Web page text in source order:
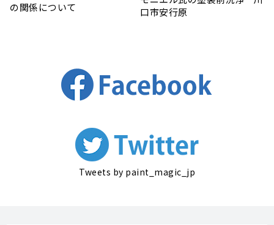
Tyrell（タイレル） ミニベ
Tweets by paint_magic_jp